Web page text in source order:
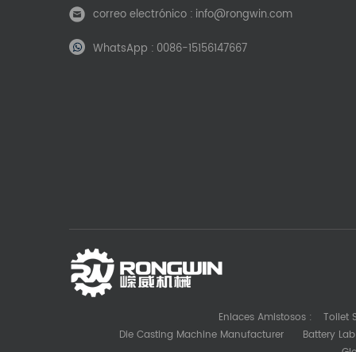
correo electrónico : info@rongwin.com
WhatsApp : 0086-15156147667
Enlaces Amistosos : Toilet
Die Casting Machine Manufacturer
Battery